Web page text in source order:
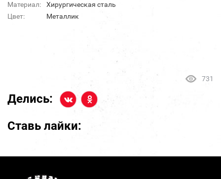
Материал:
Хирургическая сталь
Цвет:
Металлик
731
Делись:
Ставь лайки: